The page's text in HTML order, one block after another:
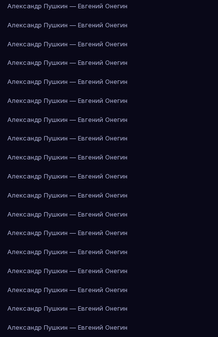
Александр Пушкин — Евгений Онегин
Александр Пушкин — Евгений Онегин
Александр Пушкин — Евгений Онегин
Александр Пушкин — Евгений Онегин
Александр Пушкин — Евгений Онегин
Александр Пушкин — Евгений Онегин
Александр Пушкин — Евгений Онегин
Александр Пушкин — Евгений Онегин
Александр Пушкин — Евгений Онегин
Александр Пушкин — Евгений Онегин
Александр Пушкин — Евгений Онегин
Александр Пушкин — Евгений Онегин
Александр Пушкин — Евгений Онегин
Александр Пушкин — Евгений Онегин
Александр Пушкин — Евгений Онегин
Александр Пушкин — Евгений Онегин
Александр Пушкин — Евгений Онегин
Александр Пушкин — Евгений Онегин